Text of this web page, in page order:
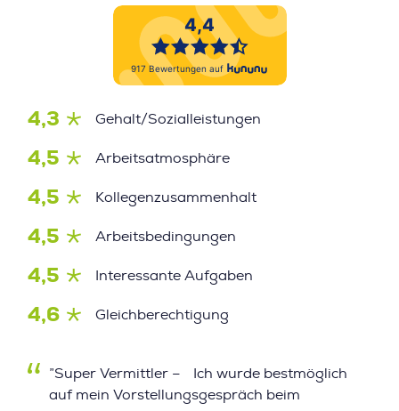
4,3 Gehalt/Sozialleistungen
4,5 Arbeitsatmosphäre
4,5 Kollegenzusammenhalt
4,5 Arbeitsbedingungen
4,5 Interessante Aufgaben
4,6 Gleichberechtigung
”Super Vermittler – Ich wurde bestmöglich
auf mein Vorstellungsgespräch beim